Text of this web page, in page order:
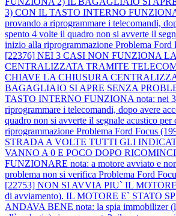
3) CON IL TASTO INTERNO FUNZIONA
provando a riprogrammare i telecomandi,
spento 4 volte il quadro non si avverte il
inizio alla riprogrammazione Problema Ford
[22376] NEI 3 CASI NON FUNZIONA
CENTRALIZZATA TRAMITE
CHIAVE LA CHIUSURA
BAGAGLIAIO SI APRE SENZA
TASTO INTERNO FUNZIONA nota: nei 3
riprogrammare i telecomandi, dopo avere
quadro non si avverte il segnale acustico per
riprogrammazione Problema Ford Focus
STRADA A VOLTE TUTTI GLI
VANNO A 0 E POCO DOPO
FUNZIONARE nota: a motore avviato e
problema non si verifica Problema Ford
[22753] NON SI AVVIA PIU` IL
di avviamento). IL MOTORE E` STATO
ANDAVA BENE nota: la spia immobilizer